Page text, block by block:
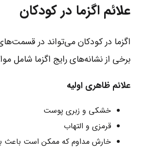
علائم اگزما در کودکان
اگزما در کودکان می‌تواند در
برخی از نشانه‌های رایج اگزما شامل
علائم ظاهری اولیه
خشکی و زبری پوست
قرمزی و التهاب
خارش مداوم که ممکن است باعث